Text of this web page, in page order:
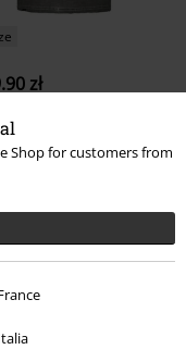
Shop for customers from
zł